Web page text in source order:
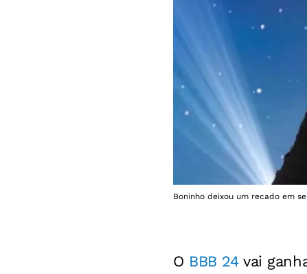
Boninho deixou um recado em
O BBB 24vai